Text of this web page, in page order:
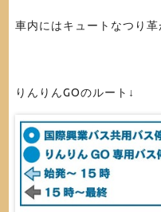
車内にはキュートなつり革
りんりんGOのルート↓